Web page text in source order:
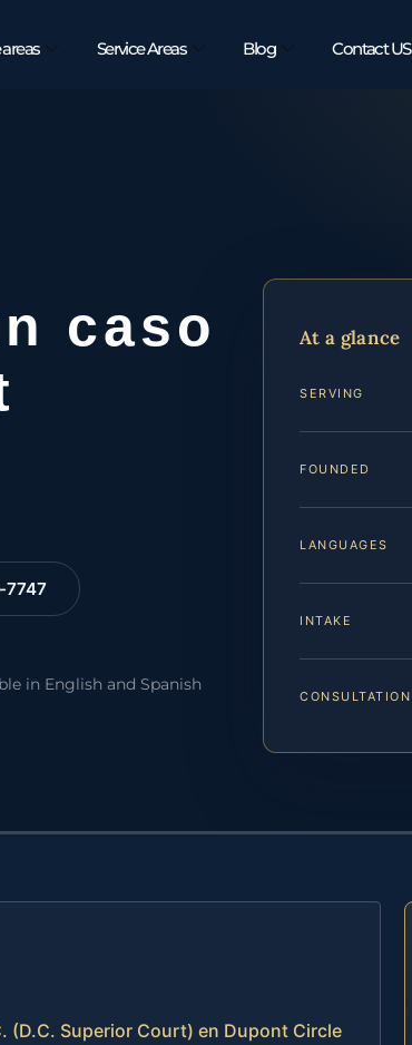
Service Areas Blog Contact US
caso
7747
in English and Spanish
At a glance
SERVING
FOUNDED
LANGUAGES
INTAKE
CONSULTATION
(D.C. Superior Court) en Dupont Circle